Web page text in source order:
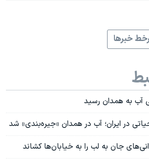
خبرها
آب به همدان رسید
در ایران؛‌ آب در همدان «جیره‌بندی» شد
جان به لب را به خیابان‌ها کشاند